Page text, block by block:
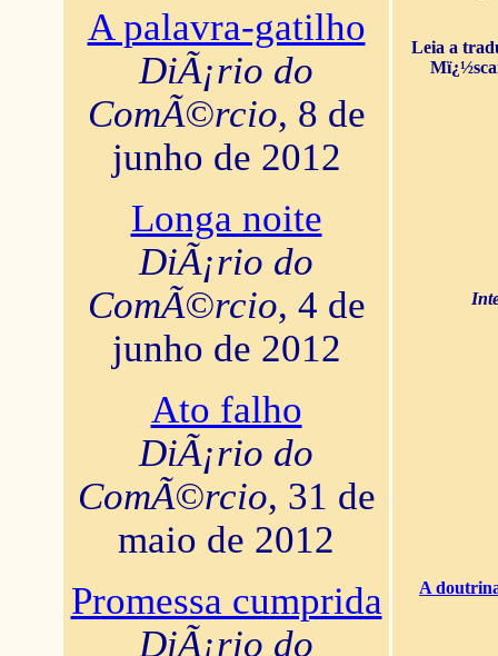
A palavra-gatilho
DiÃ¡rio do
ComÃ©rcio, 8 de
junho de 2012
Longa noite
DiÃ¡rio do
ComÃ©rcio, 4 de
junho de 2012
Ato falho
DiÃ¡rio do
ComÃ©rcio, 31 de
maio de 2012
Promessa cumprida
DiÃ¡rio do
Leia a
A